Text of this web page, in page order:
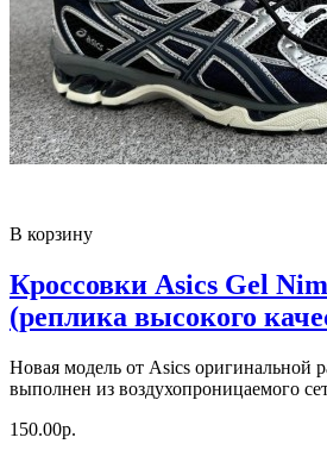
В корзину
Кроссовки Asics Gel
(реплика высокого
Новая модель от Asics оригинальной
выполнен из воздухопроницаемого
150.00р.